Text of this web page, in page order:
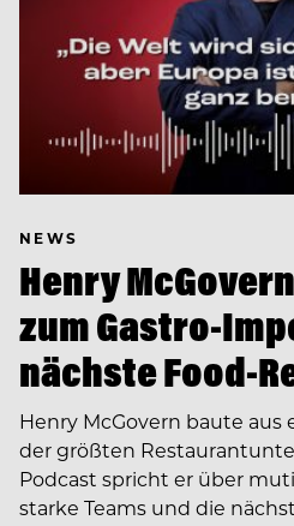
NEWS
Henry
zum Gastro-
nächste Food-
Henry McGovern baute aus
der größten
Podcast spricht er über
starke Teams und die